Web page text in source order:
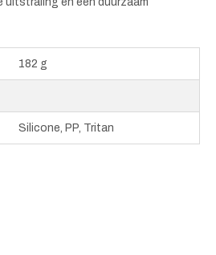
182 g
Silicone, PP, Tritan